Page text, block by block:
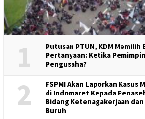
1
Putusan PTUN, KDM Memilih
Pertanyaan: Ketika
Pengusaha?
2
FSPMI Akan Laporkan Kasus
di Indomaret Kepada
Bidang Ketenagakerjaan
Buruh